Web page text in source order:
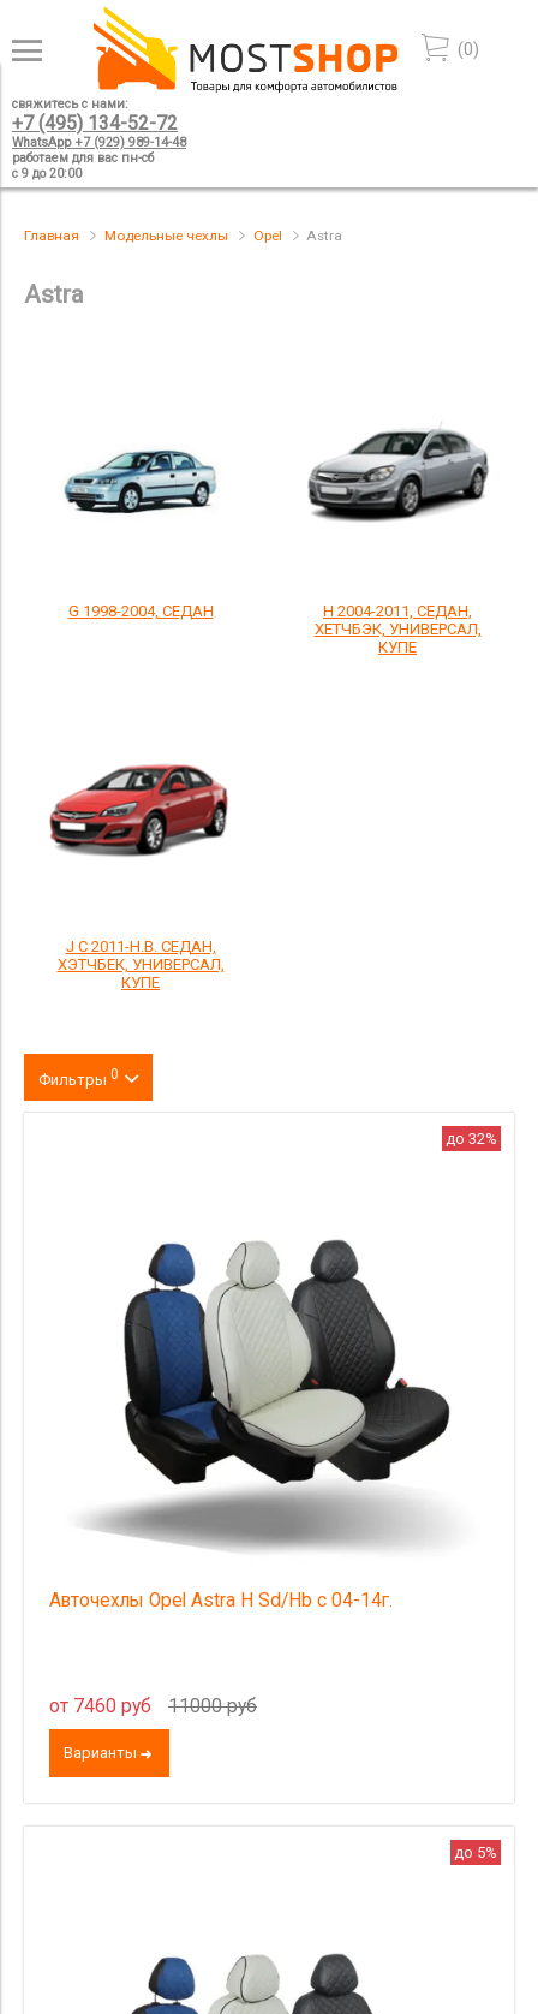
(0)
свяжитесь с нами:
+7 (495) 134-52-72
WhatsApp +7 (929) 989-14-48
работаем для вас пн-сб
с 9 до 20:00
Главная Модельные чехлы Opel Astra
Astra
G 1998-2004, СЕДАН
H 2004-2011, СЕДАН,
ХЕТЧБЭК, УНИВЕРСАЛ,
КУПЕ
J С 2011-Н.В. СЕДАН,
ХЭТЧБЕК, УНИВЕРСАЛ,
КУПЕ
Фильтры 0
Категория Avito
Страна происхождения
до 32%
Авточехлы Opel Astra H Sd/Hb с 04-14г.
от 7460 руб 11000 руб
Варианты
до 5%